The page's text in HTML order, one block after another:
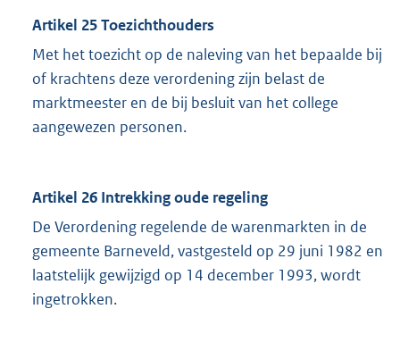
Artikel 25 Toezichthouders
Met het toezicht op de naleving van het bepaalde bij
of krachtens deze verordening zijn belast de
marktmeester en de bij besluit van het college
aangewezen personen.
Artikel 26 Intrekking oude regeling
De Verordening regelende de warenmarkten in de
gemeente Barneveld, vastgesteld op 29 juni 1982 en
laatstelijk gewijzigd op 14 december 1993, wordt
ingetrokken.